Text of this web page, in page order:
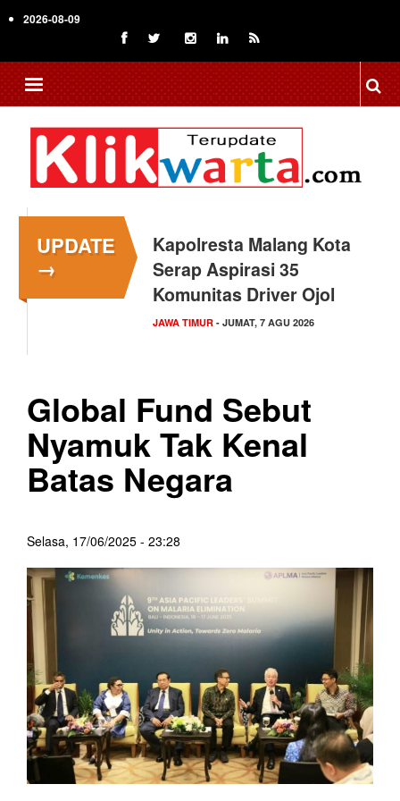
to
content
2026-08-09
UPDATE
→
Kapolresta Malang Kota
Serap Aspirasi 35
Komunitas Driver Ojol
JAWA TIMUR - JUMAT, 7 AGU 2026
Global Fund Sebut
Nyamuk Tak Kenal
Batas Negara
Selasa, 17/06/2025 - 23:28